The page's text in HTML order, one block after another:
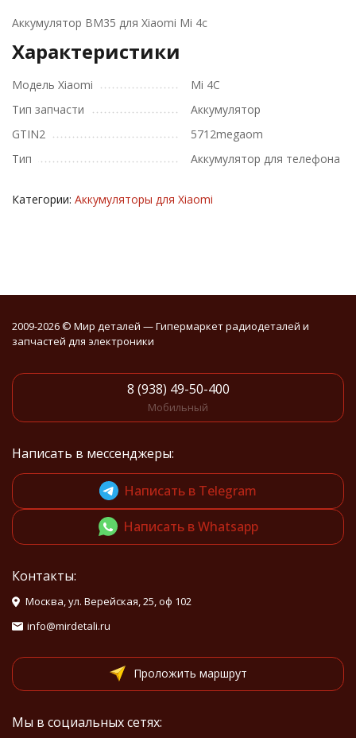
Аккумулятор BM35 для Xiaomi Mi 4c
Характеристики
Модель Xiaomi
Mi 4C
Тип запчасти
Аккумулятор
GTIN2
5712megaom
Тип
Аккумулятор для телефона
Категории: Аккумуляторы для Xiaomi
2009-2026 © Мир деталей — Гипермаркет радиодеталей и
запчастей для электроники
8 (938) 49-50-400
Мобильный
Написать в мессенджеры:
Написать в Telegram
Написать в Whatsapp
Контакты:
Москва, ул. Верейская, 25, оф 102
info@mirdetali.ru
Проложить маршрут
Мы в социальных сетях: